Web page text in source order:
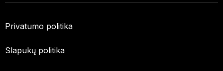
Privatumo politika
Slapukų politika